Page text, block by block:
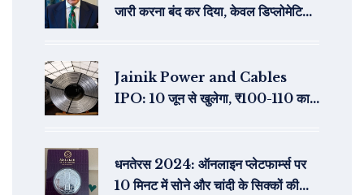
जारी करना बंद कर दिया, केवल डिप्लोमेटिक
Jainik Power and Cables
IPO: 10 जून से खुलेगा, ₹100-110 का
धनतेरस 2024: ऑनलाइन प्लेटफार्म्स पर
10 मिनट में सोने और चांदी के सिक्कों की